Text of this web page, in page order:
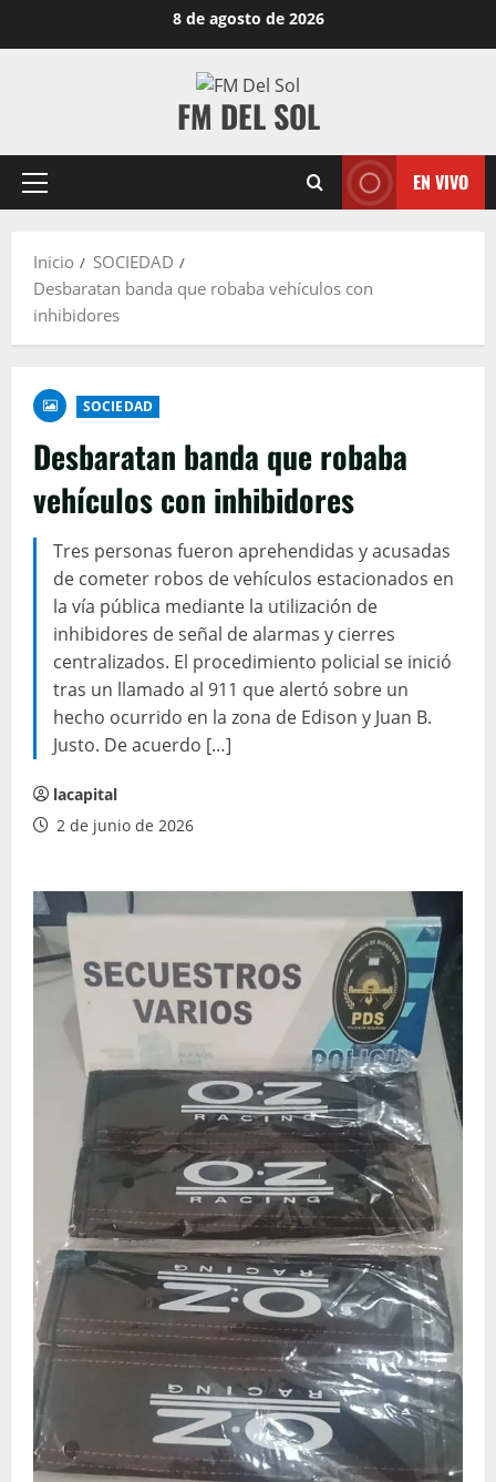
8 de agosto de 2026
FM DEL SOL
EN VIVO
Inicio
SOCIEDAD
Desbaratan banda que robaba vehículos con
inhibidores
SOCIEDAD
Desbaratan banda que robaba
vehículos con inhibidores
Tres personas fueron aprehendidas y acusadas
de cometer robos de vehículos estacionados en
la vía pública mediante la utilización de
inhibidores de señal de alarmas y cierres
centralizados. El procedimiento policial se inició
tras un llamado al 911 que alertó sobre un
hecho ocurrido en la zona de Edison y Juan B.
Justo. De acuerdo […]
lacapital
2 de junio de 2026